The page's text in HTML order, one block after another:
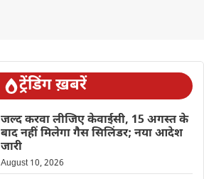
ट्रेंडिंग ख़बरें
जल्द करवा लीजिए केवाईसी, 15 अगस्त के
बाद नहीं मिलेगा गैस सिलिंडर; नया आदेश
जारी
August 10, 2026